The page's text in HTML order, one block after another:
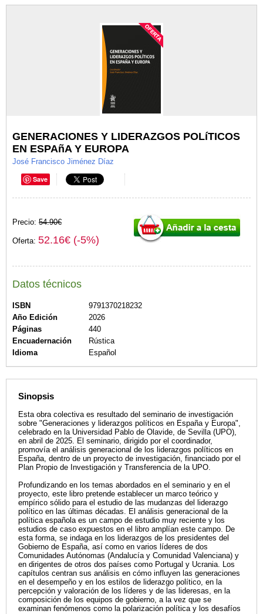
GENERACIONES Y LIDERAZGOS POLíTICOS
EN ESPAñA Y EUROPA
José Francisco Jiménez Díaz
Save
Precio: 54.90€
Oferta: 52.16€ (-5%)
Datos técnicos
ISBN
9791370218232
Año Edición
2026
Páginas
440
Encuadernación
Rústica
Idioma
Español
Sinopsis
Esta obra colectiva es resultado del seminario de investigación
sobre "Generaciones y liderazgos políticos en España y Europa",
celebrado en la Universidad Pablo de Olavide, de Sevilla (UPO),
en abril de 2025. El seminario, dirigido por el coordinador,
promovía el análisis generacional de los liderazgos políticos en
España, dentro de un proyecto de investigación, financiado por el
Plan Propio de Investigación y Transferencia de la UPO.
Profundizando en los temas abordados en el seminario y en el
proyecto, este libro pretende establecer un marco teórico y
empírico sólido para el estudio de las mudanzas del liderazgo
político en las últimas décadas. El análisis generacional de la
política española es un campo de estudio muy reciente y los
estudios de caso expuestos en el libro amplían este campo. De
esta forma, se indaga en los liderazgos de los presidentes del
Gobierno de España, así como en varios líderes de dos
Comunidades Autónomas (Andalucía y Comunidad Valenciana) y
en dirigentes de otros dos países como Portugal y Ucrania. Los
capítulos centran sus análisis en cómo influyen las generaciones
en el desempeño y en los estilos de liderazgo político, en la
percepción y valoración de los líderes y de las lideresas, en la
composición de los equipos de gobierno, a la vez que se
examinan fenómenos como la polarización política y los desafíos